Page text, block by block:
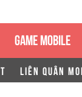
GAME MOBILE
LIÊN QUÂN